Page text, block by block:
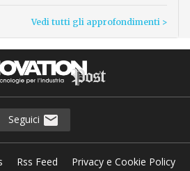
Vedi tutti gli approfondimenti >
Seguici
Rss Feed
Privacy e Cookie Policy